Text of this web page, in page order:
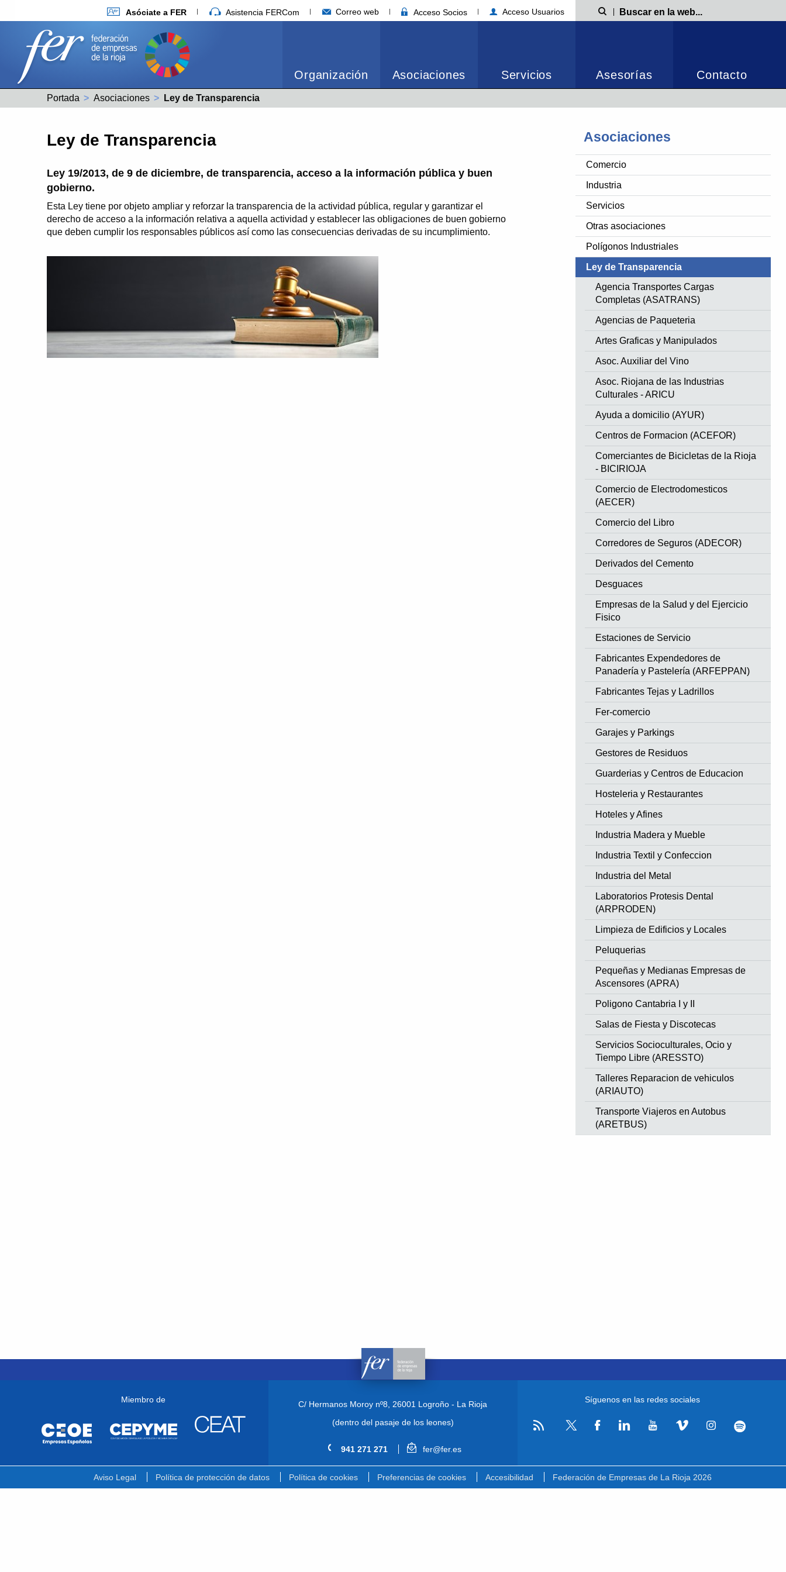
Asóciate a FER Asistencia FERCom Correo web Acceso Socios Acceso Usuarios Búsqueda
Organización Asociaciones Servicios Asesorías Contacto
Portada Asociaciones Actual:
Ley de Transparencia
Asociaciones
Comercio
Industria
Servicios
Otras asociaciones
Polígonos Industriales
Ley de Transparencia
Agencia Transportes Cargas
Completas (ASATRANS)
Agencias de Paqueteria
Artes Graficas y Manipulados
Asoc. Auxiliar del Vino
Asoc. Riojana de las Industrias
Culturales - ARICU
Ayuda a domicilio (AYUR)
Centros de Formacion (ACEFOR)
Comerciantes de Bicicletas de la Rioja
- BICIRIOJA
Comercio de Electrodomesticos
(AECER)
Comercio del Libro
Corredores de Seguros (ADECOR)
Derivados del Cemento
Desguaces
Empresas de la Salud y del Ejercicio
Fisico
Estaciones de Servicio
Fabricantes Expendedores de
Panadería y Pastelería (ARFEPPAN)
Fabricantes Tejas y Ladrillos
Fer-comercio
Garajes y Parkings
Gestores de Residuos
Guarderias y Centros de Educacion
Hosteleria y Restaurantes
Hoteles y Afines
Industria Madera y Mueble
Industria Textil y Confeccion
Industria del Metal
Laboratorios Protesis Dental
(ARPRODEN)
Limpieza de Edificios y Locales
Peluquerias
Pequeñas y Medianas Empresas de
Ascensores (APRA)
Poligono Cantabria I y II
Salas de Fiesta y Discotecas
Servicios Socioculturales, Ocio y
Tiempo Libre (ARESSTO)
Talleres Reparacion de vehiculos
(ARIAUTO)
Transporte Viajeros en Autobus
(ARETBUS)
Ley de Transparencia
Ley 19/2013, de 9 de diciembre, de transparencia, acceso a la información pública y buen
gobierno.
Esta Ley tiene por objeto ampliar y reforzar la transparencia de la actividad pública, regular y garantizar el
derecho de acceso a la información relativa a aquella actividad y establecer las obligaciones de buen gobierno
que deben cumplir los responsables públicos así como las consecuencias derivadas de su incumplimiento.
Miembro de C/ Hermanos Moroy nº8, 26001 Logroño - La Rioja
(dentro del pasaje de los leones)
941 271 271 fer@fer.es
Síguenos en las redes sociales
Aviso Legal Política de protección de datos Política de cookies Preferencias de cookies Accesibilidad Federación de Empresas de La Rioja 2026